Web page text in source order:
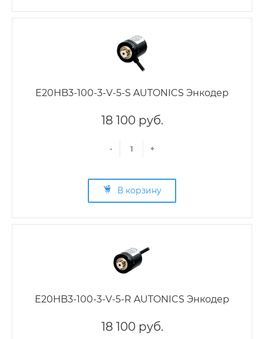
E20HB3-100-3-V-5-S AUTONICS Энкодер
18 100 руб.
- +
В корзину
E20HB3-100-3-V-5-R AUTONICS Энкодер
18 100 руб.